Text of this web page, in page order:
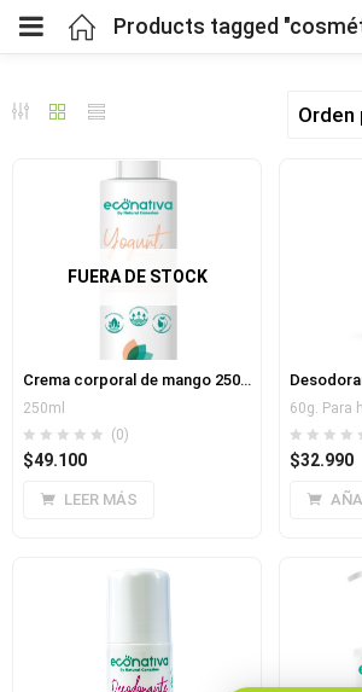
(Viveres)
(Salud y bienestar)
(Mercado por tipo de dieta)
(Horarios y pedidos)
(Nosotros)
FUERA DE STOCK
Crema corporal de mango 250ml
250ml
(0)
$49.100
LEER MÁS
60g. Para
$32.990